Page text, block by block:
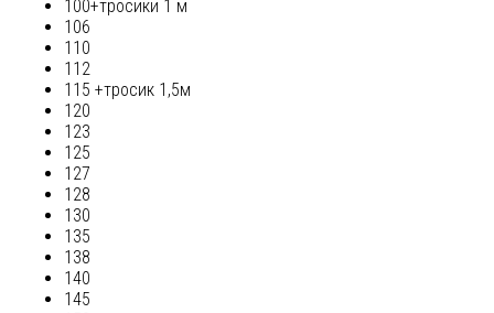
100+тросики 1 м
106
110
112
115 +тросик 1,5м
120
123
125
127
128
130
135
138
140
145